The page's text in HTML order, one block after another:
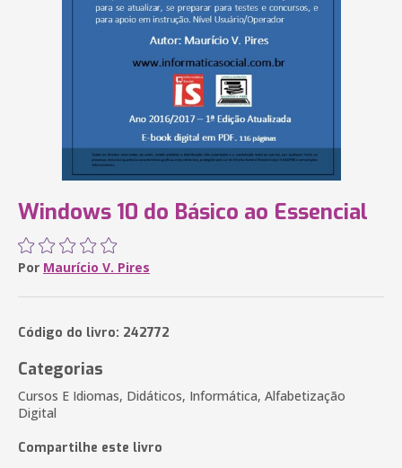
Windows 10 do Básico ao Essencial
Por Maurício V. Pires
Código do livro: 242772
Categorias
Cursos E Idiomas, Didáticos, Informática, Alfabetização
Digital
Compartilhe este livro